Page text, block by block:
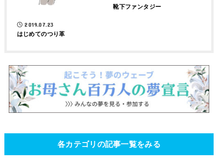
2019.07.23
はじめてのつり革
靴下ファンタジー
各カテゴリの記事一覧をみる